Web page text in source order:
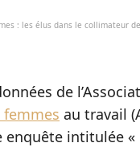
: les élus dans le collimateur
de
au travail
enquête intitulée «